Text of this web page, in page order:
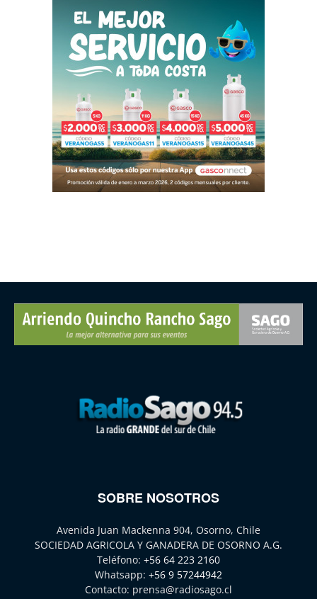
SOBRE NOSOTROS
Avenida Juan Mackenna 904, Osorno, Chile
SOCIEDAD AGRICOLA Y GANADERA DE OSORNO A.G.
Teléfono: +56 64 223 2160
Whatsapp: +56 9 57244942
Contacto: prensa@radiosago.cl